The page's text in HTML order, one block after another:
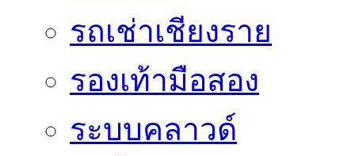
รถเช่าเชียงราย
รองเท้ามือสอง
ระบบคลาวด์